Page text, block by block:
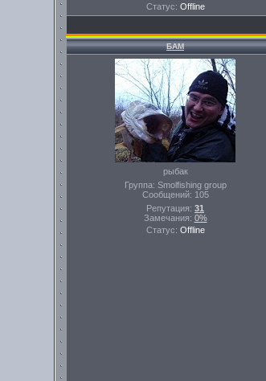
Статус: Offline
БАМ
рыбак
Группа: Smolfishing group
Сообщений: 105
Репутация: 31
Замечания: 0%
Статус: Offline